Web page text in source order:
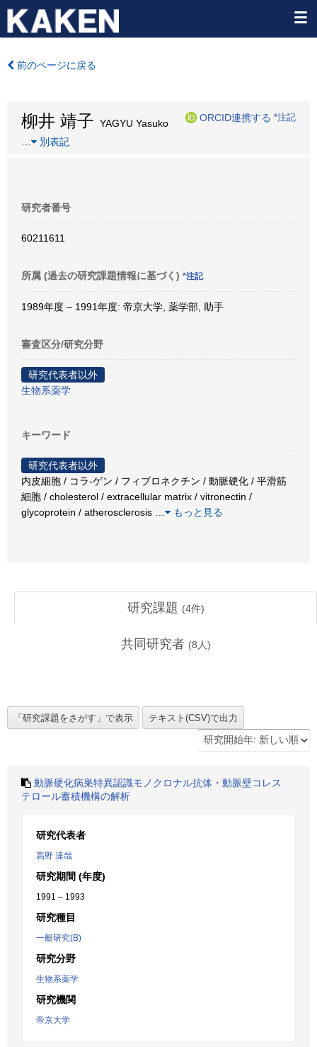
前のページに戻る
柳井 靖子 YAGYU Yasuko
ORCID連携する *注記
別表記
研究者番号
60211611
所属 (過去の研究課題情報に基づく) *注記
1989年度 – 1991年度: 帝京大学, 薬学部, 助手
審査区分/研究分野
研究代表者以外
生物系薬学
キーワード
研究代表者以外
内皮細胞 / コラ-ゲン / フィブロネクチン / 動脈硬化 / 平滑筋
細胞 / cholesterol / extracellular matrix / vitronectin /
glycoprotein / atherosclerosis
もっと見る
研究課題 (4件)
共同研究者 (8 人)
動脈硬化病巣特異認識モノクロナル抗体・動脈壁コレス
テロール蓄積機構の解析
研究代表者
高野 達哉
研究期間 (年度)
1991 – 1993
研究種目
一般研究(B)
研究分野
生物系薬学
研究機関
帝京大学